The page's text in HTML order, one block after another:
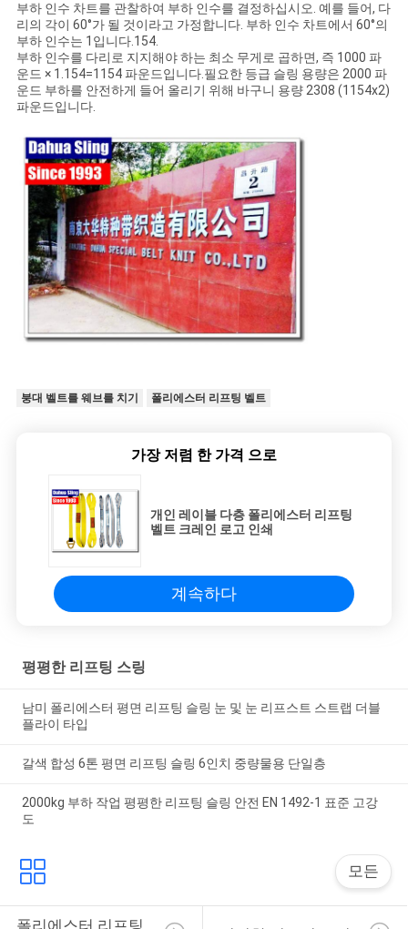
부하 인수 차트를 관찰하여 부하 인수를 결정하십시오. 예를 들어, 다
리의 각이 60°가 될 것이라고 가정합니다. 부하 인수 차트에서 60°의
부하 인수는 1입니다.154.
부하 인수를 다리로 지지해야 하는 최소 무게로 곱하면, 즉 1000 파
운드 × 1.154=1154 파운드입니다.필요한 등급 슬링 용량은 2000 파
운드 부하를 안전하게 들어 올리기 위해 바구니 용량 2308 (1154x2)
파운드입니다.
붕대 벨트를 웨브를 치기 폴리에스터 리프팅 벨트
가장 저렴 한 가격 으로
개인 레이블 다층 폴리에스터 리프팅
벨트 크레인 로고 인쇄
계속하다
평평한 리프팅 스링
남미 폴리에스터 평면 리프팅 슬링 눈 및 눈 리프스트 스트랩 더블
플라이 타입
갈색 합성 6톤 평면 리프팅 슬링 6인치 중량물용 단일층
2000kg 부하 작업 평평한 리프팅 슬링 안전 EN 1492-1 표준 고강
도
모든
폴리에스터 리프팅